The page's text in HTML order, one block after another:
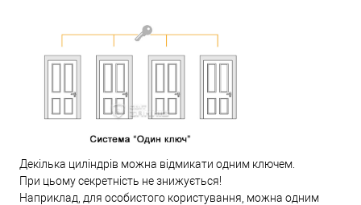
Декілька циліндрів можна відмикати одним ключем.
При цьому секретність не знижується!
Наприклад, для особистого користування, можна одним